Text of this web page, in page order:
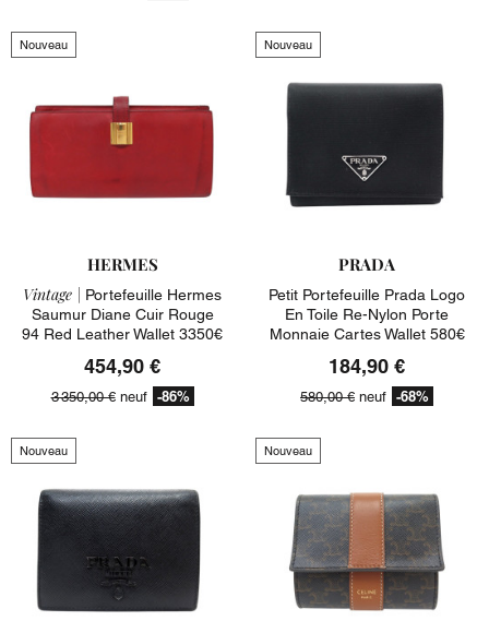
Nouveau
HERMES
Vintage | Portefeuille Hermes
Saumur Diane Cuir Rouge
94 Red Leather Wallet 3350€
454,90 €
3 350,00 €neuf -86%
Nouveau
PRADA
Petit Portefeuille Prada Logo
En Toile Re-Nylon Porte
Monnaie Cartes Wallet 580€
184,90 €
580,00 € neuf -68%
Nouveau Nouveau